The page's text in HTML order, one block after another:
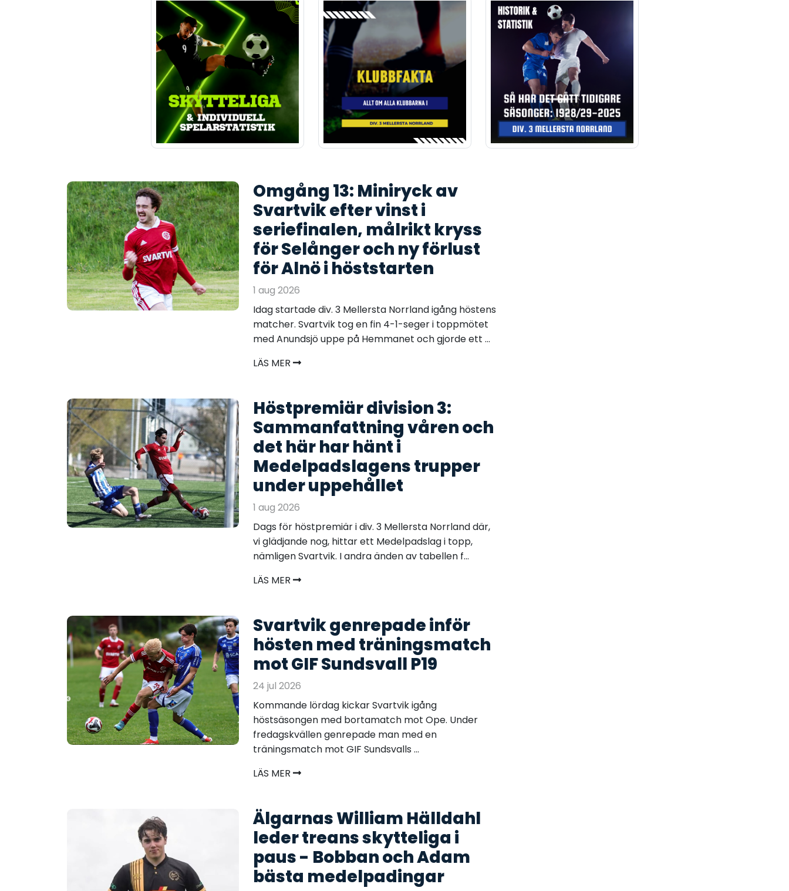
Omgång 13: Miniryck av
Svartvik efter vinst i
seriefinalen, målrikt kryss
för Selånger och ny förlust
för Alnö i höststarten
1 aug 2026
Idag startade div. 3 Mellersta Norrland igång höstens
matcher. Svartvik tog en fin 4-1-seger i toppmötet
med Anundsjö uppe på Hemmanet och gjorde ett ...
LÄS MER
Höstpremiär division 3:
Sammanfattning våren och
det här har hänt i
Medelpadslagens trupper
under uppehållet
1 aug 2026
Dags för höstpremiär i div. 3 Mellersta Norrland där,
vi glädjande nog, hittar ett Medelpadslag i topp,
nämligen Svartvik. I andra änden av tabellen f...
LÄS MER
Svartvik genrepade inför
hösten med träningsmatch
mot GIF Sundsvall P19
24 jul 2026
Kommande lördag kickar Svartvik igång
höstsäsongen med bortamatch mot Ope. Under
fredagskvällen genrepade man med en
träningsmatch mot GIF Sundsvalls ...
LÄS MER
Älgarnas William Hälldahl
leder treans skytteliga i
paus - Bobban och Adam
bästa medelpadingar